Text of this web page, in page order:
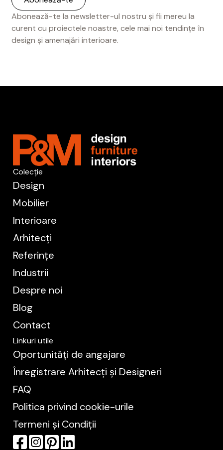
Abonează-te la newsletter-ul nostru și fii mereu la
curent cu proiectele noastre, cele mai noi tendințe în
design și amenajări interioare.
Colecție
Design
Mobilier
Interioare
Arhitecți
Referințe
Industrii
Despre noi
Blog
Contact
Linkuri utile
Oportunități de angajare
Înregistrare Arhitecți și Designeri
FAQ
Politica privind cookie-urile
Termeni și Condiții